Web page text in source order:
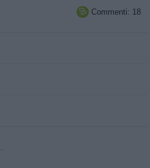
 Commenti: 18